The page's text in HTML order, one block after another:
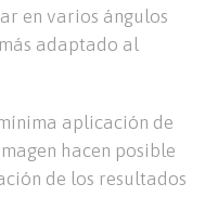
en varios ángulos
adaptado al
aplicación de
hacen posible
de los resultados